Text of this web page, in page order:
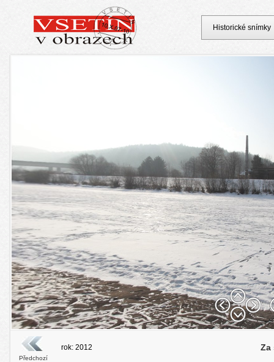
Předchozí
rok: 2012 Za
Historické snímky